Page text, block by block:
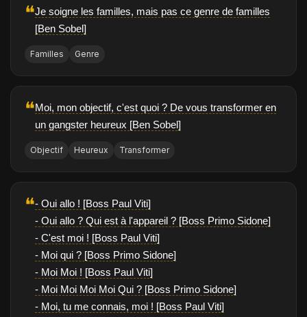
❝Je soigne les familles, mais pas ce genre de familles
[Ben Sobel]
Familles Genre
❝Moi, mon objectif, c'est quoi ? De vous transformer en
un gangster heureux [Ben Sobel]
Objectif Heureux Transformer
❝- Oui allo ! [Boss Paul Viti]
- Oui allo ? Qui est à l'appareil ? [Boss Primo Sidone]
- C'est moi ! [Boss Paul Viti]
- Moi qui ? [Boss Primo Sidone]
- Moi Moi ! [Boss Paul Viti]
- Moi Moi Moi Moi Qui ? [Boss Primo Sidone]
- Moi, tu me connais, moi ! [Boss Paul Viti]